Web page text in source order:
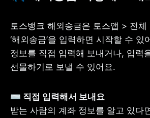
토스뱅크 해외송금은 토스앱 > 전체
‘해외송금’을 입력하면 시작할 수 있
정보를 직접 입력해 보내거나, 입력
선물하기로 보낼 수 있어요.
받는 사람의 계좌 정보를 알고 있다